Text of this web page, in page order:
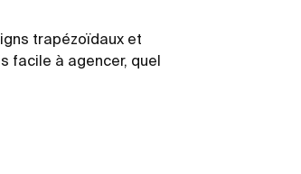
trapézoïdaux et
facile à agencer, quel